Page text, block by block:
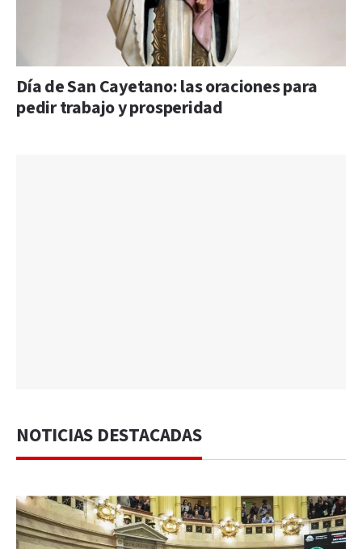
Día de San Cayetano: las oraciones para
pedir trabajo y prosperidad
NOTICIAS DESTACADAS